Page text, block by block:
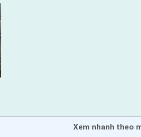
Xem nhanh theo